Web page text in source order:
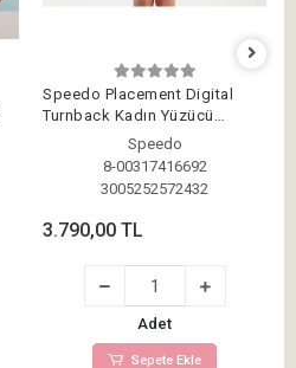
Speedo Placement Digital
Turnback Kadın Yüzücü
Mayosu Kırmızı-Yeşil
Speedo
8-00317416692
3005252572432
3.790,00 TL
Adet
Sepete Ekle